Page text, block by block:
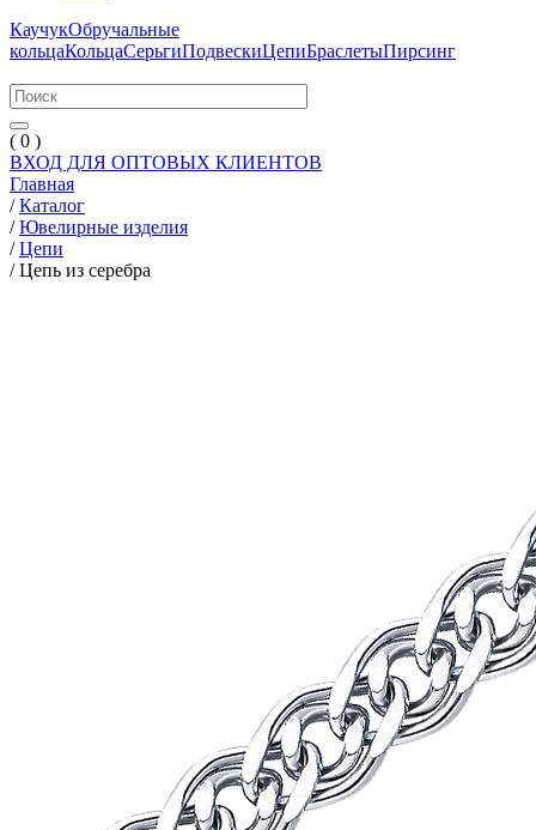
КаучукОбручальные
кольцаКольцаСерьгиПодвескиЦепиБраслетыПирсинг
( 0 )
ВХОД ДЛЯ ОПТОВЫХ КЛИЕНТОВ
Главная
/ Каталог
/ Ювелирные изделия
/ Цепи
/ Цепь из серебра